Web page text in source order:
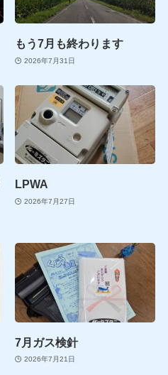
もう7月も終わります
2026年7月31日
LPWA
2026年7月27日
7月ガス検針
2026年7月21日